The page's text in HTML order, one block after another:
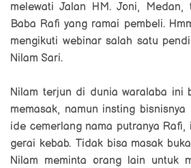
melewati Jalan HM. Joni, Medan,
Baba Rafi yang ramai pembeli.
mengikuti webinar salah satu
Nilam Sari.
Nilam terjun di dunia waralaba ini
memasak, namun insting
ide cemerlang nama putranya Rafi,
gerai kebab. Tidak bisa masak
Nilam meminta orang lain untuk